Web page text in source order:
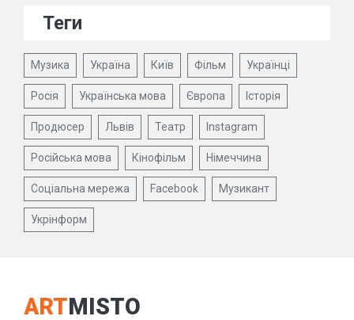
Теги
Музика Україна Київ Фільм Українці
Росія Українська мова Європа Історія
Продюсер Львів Театр Instagram
Російська мова Кінофільм Німеччина
Соціальна мережа Facebook Музикант
Укрінформ
ARTMISTO